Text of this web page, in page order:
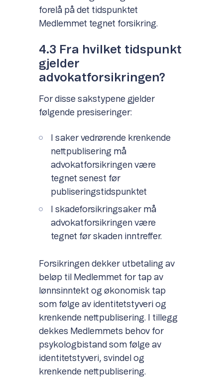
forelå på det tidspunktet
Medlemmet tegnet forsikring.
4.3 Fra hvilket tidspunkt
gjelder
advokatforsikringen?
For disse sakstypene gjelder
følgende presiseringer:
I saker vedrørende krenkende
nettpublisering må
advokatforsikringen være
tegnet senest før
publiseringstidspunktet
I skadeforsikringsaker må
advokatforsikringen være
tegnet før skaden inntreffer.
Forsikringen dekker utbetaling av
beløp til Medlemmet for tap av
lønnsinntekt og økonomisk tap
som følge av identitetstyveri og
krenkende nettpublisering. I tillegg
dekkes Medlemmets behov for
psykologbistand som følge av
identitetstyveri, svindel og
krenkende nettpublisering.